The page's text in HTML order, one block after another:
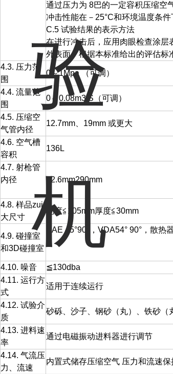
通过压力为 8巴的一定容积压缩空
冲击性能在－25°C和环境温度条件
C.5 试验结果的表示方法
在进行冲击后，应用肉眼检查涂层
外表面。根据本标准给出的评估标
4.3. 压力范
围
0～1Mpa （可调）
4.4. 流量范
围
0～0.08m3/S（可调）
4.5. 压缩空
气管内径
12.7mm、19mm 或更大
4.6. 空气槽
容积
136L
4.7. 射枪管
内径
52.6mm290mm
4.8. 样品zui
大尺寸
宽度≦105mm厚度≦30mm
4.9. 碰撞室
和3D碰撞室
SAE 45°90°，VDA54° 90°，散热
4.10. 噪音
≦130dba
4.11. 运行方
式
适用于连续运行
4.12. 试验介
质
砂砾、沙子、钢砂（丸）、铁砂（
4.13. 进料速
率
通过电磁振动进料器进行调节
4.14. 气流压
力、流速
内置式储存压缩空气 压力和流速